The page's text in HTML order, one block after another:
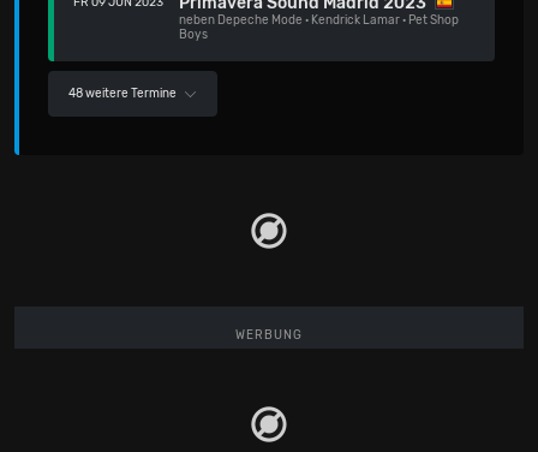
neben Depeche Mode · Kendrick Lamar· Pet Shop
Boys
48 weitere Termine
WERBUNG